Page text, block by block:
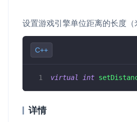
设置游戏引擎单位距离的长度（
C++
virtual int
详情